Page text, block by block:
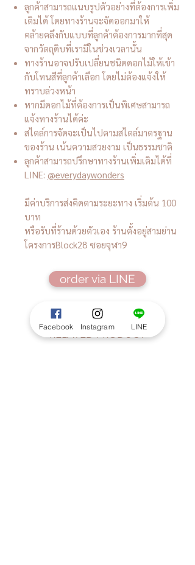
ลูกค้าสามารถแนบรูปตัวอย่างที่ต้องการเพิ่ม
เติมได้ โดยทางร้านจะจัดออกมาให้
คล้ายคลึงกับแบบที่ลูกค้าต้องการมากที่สุด
จากวัตถุดิบที่เรามีในช่วงเวลานั้น
ทางร้านอาจปรับเปลี่ยนชนิดดอกไม้ให้เข้า
กับโทนสีที่ลูกค้าเลือก โดยไม่ต้องแจ้งให้
ทราบล่วงหน้า
หากมีดอกไม้ที่ต้องการเป็นพิเศษสามารถ
แจ้งทางร้านได้ค่ะ
สไตล์การจัดจะเป็นไปตามสไตล์มาตรฐาน
ของร้าน เน้นความสวยงาม เป็นธรรมชาติ
ลูกค้าสามารถปรึกษาทางร้านเพิ่มเติมได้ที่
LINE: @everydaywonders
มีค่าบริการส่งคิดตามระยะทาง เริ่มต้น 100
บาท
หรือรับที่ร้านด้วยตัวเอง ร้านตั้งอยู่สามย่าน
โครงการBlock28 ซอยจุฬา9
order via LINE
RELATED PRODUCT
Facebook Instagram LINE